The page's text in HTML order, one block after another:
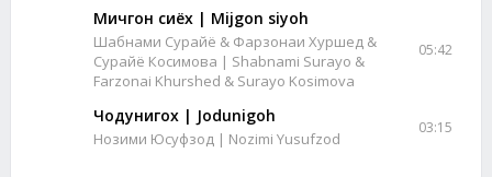
Мичгон сиёх | Mijgon siyoh
Шабнами Сурайё & Фарзонаи Хуршед &
Сурайё Косимова | Shabnami Surayo &
Farzonai Khurshed & Surayo Kosimova
05:42
Чодунигох | Jodunigoh
Нозими Юсуфзод | Nozimi Yusufzod
03:15